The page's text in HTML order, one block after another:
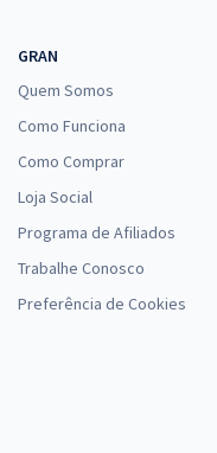
GRAN
Quem Somos
Como Funciona
Como Comprar
Loja Social
Programa de Afiliados
Trabalhe Conosco
Preferência de Cookies